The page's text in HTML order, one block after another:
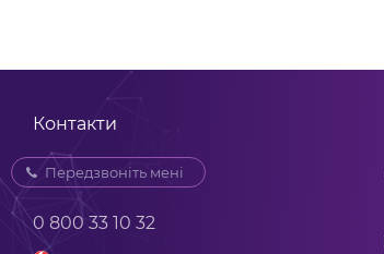
Контакти
Передзвоніть мені
0 800 33 10 32